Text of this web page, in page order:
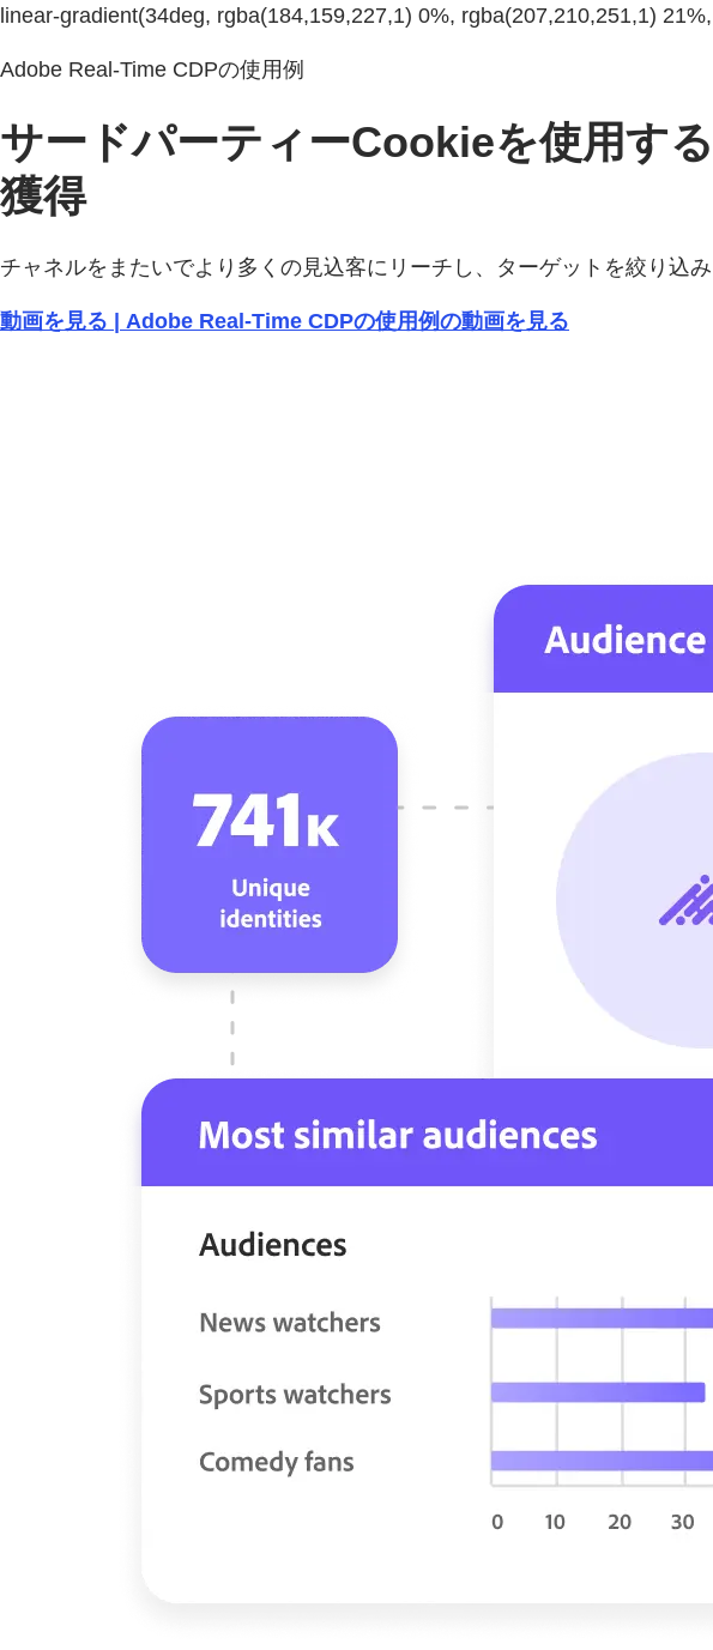
linear-gradient(34deg, rgba(184,159,227,1) 0%, rgba(207,210,251,1)
Adobe Real-Time CDPの使用例
サードパーティーCookieを使用す
獲得
チャネルをまたいでより多くの見込客にリーチし、ターゲットを絞り込み
動画を見る | Adobe Real-Time CDPの使用例の動画を見る